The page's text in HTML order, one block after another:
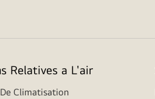
Relatives a L'air
Climatisation